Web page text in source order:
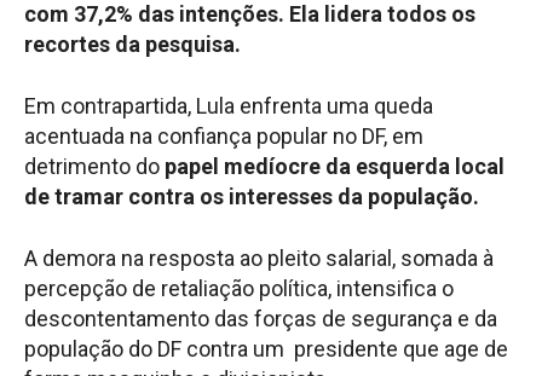
com 37,2% das intenções. Ela lidera todos os
recortes da pesquisa.
Em contrapartida, Lula enfrenta uma queda
acentuada na confiança popular no DF, em
detrimento do papel medíocre da esquerda local
de tramar contra os interesses da população.
A demora na resposta ao pleito salarial, somada à
percepção de retaliação política, intensifica o
descontentamento das forças de segurança e da
população do DF contra um presidente que age de